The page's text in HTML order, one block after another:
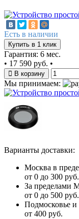
Есть в наличии
Купить в 1 клик
Гарантия: 6 мес.
• 17 590 руб. •
В корзину
Мы принимаем:
Варианты доставки:
Москва в
от 0 до 300 руб.
За пределами
от 0 до 500 руб.
Подмосковье
от 400 руб.